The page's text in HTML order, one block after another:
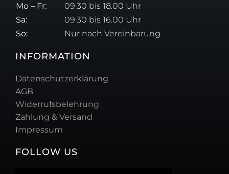
Mo – Fr:
09.30 bis 18.00 Uhr
Sa:
09.30 bis 16.00 Uhr
So:
Nur nach Vereinbarung
INFORMATION
Datenschutzerklärung
AGB
Widerrufsbelehrung
Zahlung & Versand
Impressum
FOLLOW US